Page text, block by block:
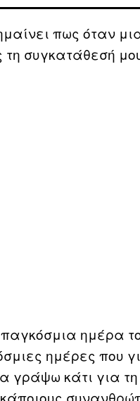
πως όταν
συγκατάθεσή
ημέρα
ημέρες που
γράψω κάτι για τη